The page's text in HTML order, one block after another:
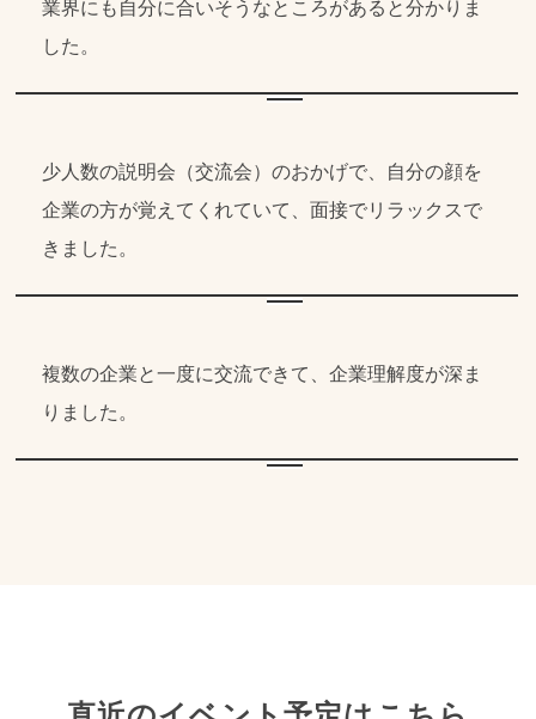
業界にも自分に合いそうなところがあると分かりま
した。
少人数の説明会（交流会）のおかげで、自分の顔を
企業の方が覚えてくれていて、面接でリラックスで
きました。
複数の企業と一度に交流できて、企業理解度が深ま
りました。